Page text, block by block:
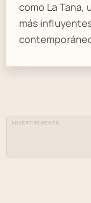
como La Tana,
más
ADVERTISEMENTS